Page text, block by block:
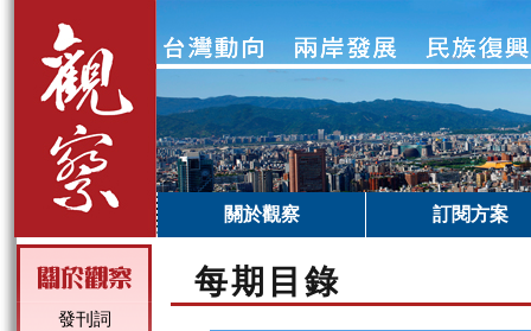
關於觀察 訂閱方案
發刊詞
每期目錄